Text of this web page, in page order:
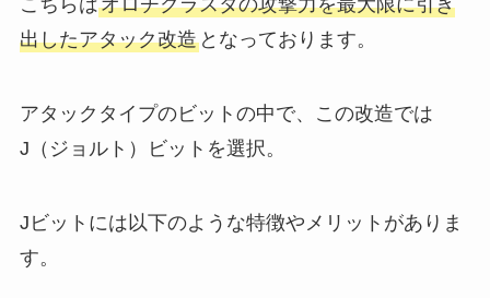
こちらはオロチクラスタの攻撃力を最大限に引き
出したアタック改造となっております。
アタックタイプのビットの中で、この改造では
J（ジョルト）ビットを選択。
Jビットには以下のような特徴やメリットがありま
す。